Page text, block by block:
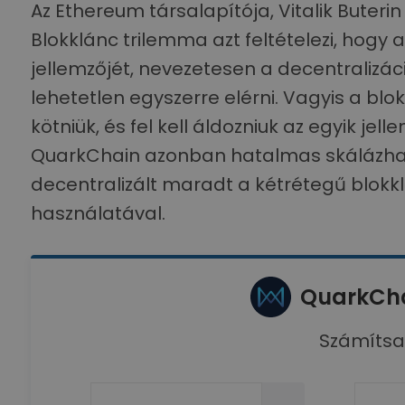
Az Ethereum társalapítója, Vitalik
Blokklánc trilemma azt feltételezi,
jellemzőjét, nevezetesen a
lehetetlen egyszerre elérni. Vagyis a
kötniük, és fel kell áldozniuk az egyik
QuarkChain azonban hatalmas
decentralizált maradt a kétrétegű
használatával.